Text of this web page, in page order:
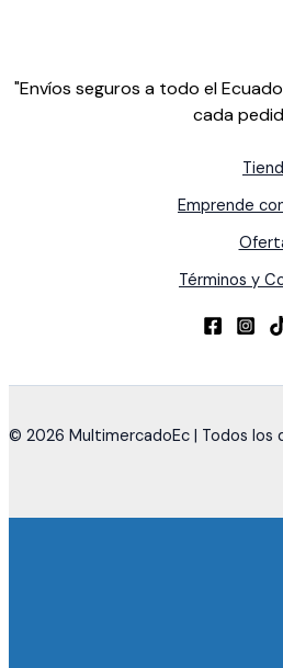
"Envíos seguros a todo el
cada
Emprende
Términos y
© 2026 MultimercadoEc | Todos los